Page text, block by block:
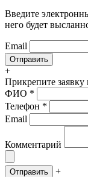
Введите
него будет
Email
+
Прикрепите заявку
ФИО *
Телефон *
Email
Комментарий
Отправить +